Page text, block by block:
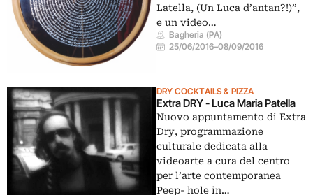
Latella, (Un Luca d’antan?!)”,
e un video…
Bagheria (PA)
25/06/2016–08/09/2016
DRY COCKTAILS & PIZZA
Extra DRY - Luca Maria Patella
Nuovo appuntamento di Extra
Dry, programmazione
culturale dedicata alla
videoarte a cura del centro
per l’arte contemporanea
Peep- hole in…